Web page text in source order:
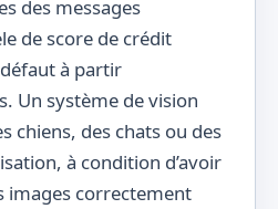
des messages
de score de crédit
à partir
Un système de vision
chiens, des chats ou des
à condition d’avoir
images correctement